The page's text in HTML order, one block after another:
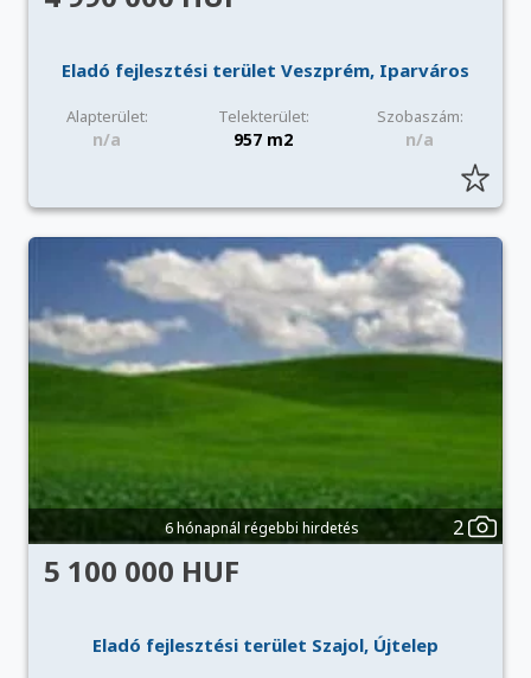
Eladó fejlesztési terület Veszprém, Iparváros
Alapterület: Telekterület: Szobaszám:
n/a 957 m2 n/a
6 hónapnál régebbi hirdetés 2
5 100 000 HUF
Eladó fejlesztési terület Szajol, Újtelep